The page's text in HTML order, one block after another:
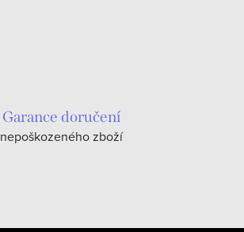
Garance doručení
nepoškozeného zboží